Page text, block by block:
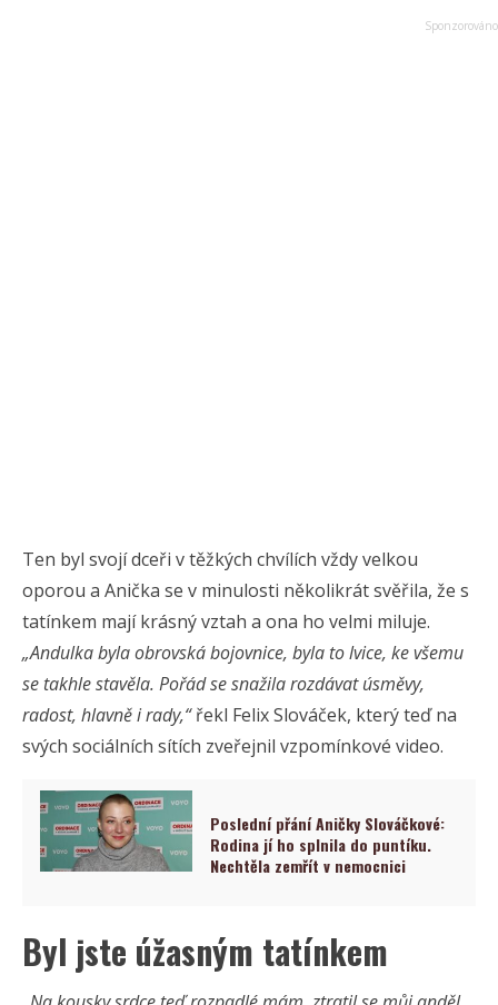
Ten byl svojí dceři v těžkých chvílích vždy velkou
oporou a Anička se v minulosti několikrát svěřila, že s
tatínkem mají krásný vztah a ona ho velmi miluje.
„Andulka byla obrovská bojovnice, byla to lvice, ke všemu
se takhle stavěla. Pořád se snažila rozdávat úsměvy,
radost, hlavně i rady,“řekl Felix Slováček, který teď na
svých sociálních sítích zveřejnil vzpomínkové video.
Poslední přání Aničky Slováčkové:
Rodina jí ho splnila do puntíku.
Nechtěla zemřít v nemocnici
Byl jste úžasným tatínkem